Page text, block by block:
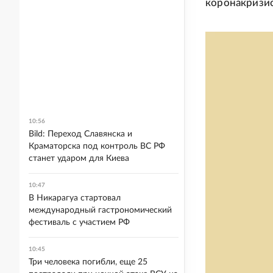
10:56
Bild: Переход Славянска и
Краматорска под контроль ВС РФ
станет ударом для Киева
10:47
В Никарагуа стартовал
международный гастрономический
фестиваль с участием РФ
10:45
Три человека погибли, еще 25